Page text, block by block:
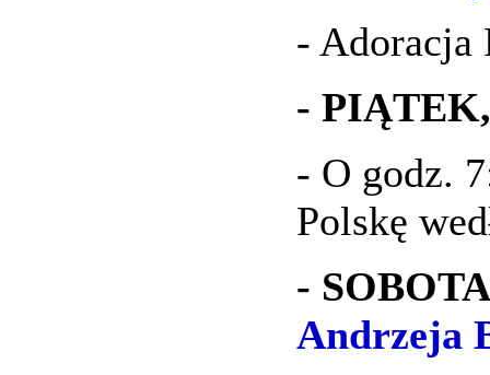
- Adoracja
-
- O godz.
Polskę
-
Andrzeja